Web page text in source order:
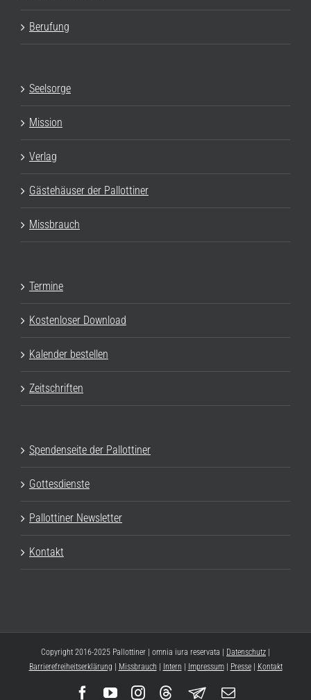
Berufung
Seelsorge
Mission
Verlag
Gästehäuser der Pallottiner
Missbrauch
Termine
Kostenloser Download
Kalender bestellen
Zeitschriften
Spendenseite der Pallottiner
Gottesdienste
Pallottiner Newsletter
Kontakt
Copyright 2016-2025 Pallottiner | omnia iura reservata | Datenschutz
Barrierefreiheitserklärung
Missbrauch Intern Impressum| Presse| Kontakt
Facebook
YouTubeInstagram
Threads
Newsletter
E-